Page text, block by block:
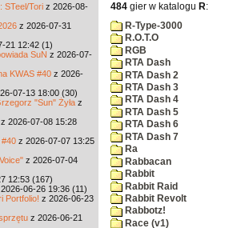
STeel/Tori z 2026-08-
z 2026-07-31
21 12:42 (1)
SuN z 2026-07-
KWAS #40 z 2026-
07-13 18:00 (30)
"Sun" Żyła z
z 2026-07-08 15:28
#40 z 2026-07-07 13:25
z 2026-07-04
12:53 (167)
06-26 19:36 (11)
Portfolio! z 2026-06-23
z 2026-06-21
484 gier w katalogu R:
R-Type-3000
R.O.T.O
RGB
RTA Dash
RTA Dash 2
RTA Dash 3
RTA Dash 4
RTA Dash 5
RTA Dash 6
RTA Dash 7
Ra
Rabbacan
Rabbit
Rabbit Raid
Rabbit Revolt
Rabbotz!
Race (v1)